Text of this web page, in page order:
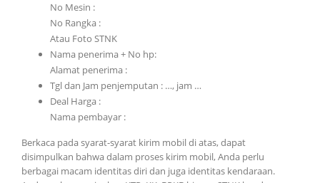
No Mesin :
No Rangka :
Atau Foto STNK
Nama penerima + No hp:
Alamat penerima :
Tgl dan Jam penjemputan : …, jam …
Deal Harga :
Nama pembayar :
Berkaca pada syarat-syarat kirim mobil di atas, dapat
disimpulkan bahwa dalam proses kirim mobil, Anda perlu
berbagai macam identitas diri dan juga identitas kendaraan.